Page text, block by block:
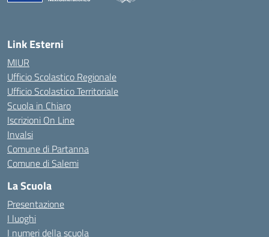
Link Esterni
MIUR
Ufficio Scolastico Regionale
Ufficio Scolastico Territoriale
Scuola in Chiaro
Iscrizioni On Line
Invalsi
Comune di Partanna
Comune di Salemi
La Scuola
Presentazione
I luoghi
I numeri della scuola